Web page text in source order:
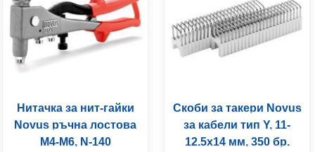
Нитачка за нит-гайки
Novus ръчна лостова
М4-М6, N-140
Скоби за такери Novus
за кабели тип Y, 11-
12.5x14 мм, 350 бр.